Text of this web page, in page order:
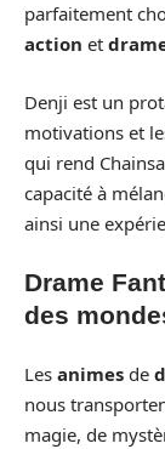
parfaitement
action et
Denji est un
motivations et
qui rend
capacité à
ainsi une
Drame
des
Les animes de
nous
magie, de